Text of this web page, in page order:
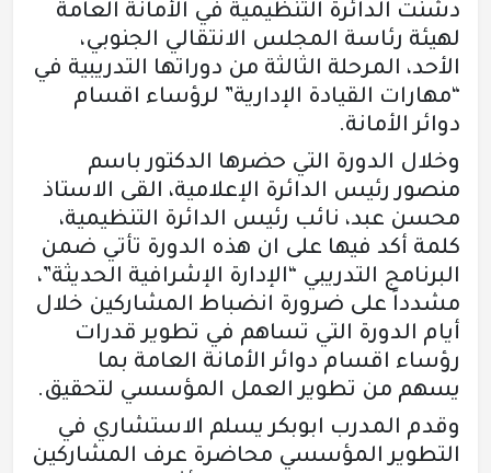
دشنت الدائرة التنظيمية في الأمانة العامة
لهيئة رئاسة المجلس الانتقالي الجنوبي،
الأحد، المرحلة الثالثة من دوراتها التدريبية في
“مهارات القيادة الإدارية” لرؤساء اقسام
دوائر الأمانة.
وخلال الدورة التي حضرها الدكتور باسم
منصور رئيس الدائرة الإعلامية، القى الاستاذ
محسن عبد، نائب رئيس الدائرة التنظيمية،
كلمة أكد فيها على ان هذه الدورة تأتي ضمن
البرنامج التدريبي “الإدارة الإشرافية الحديثة”،
مشدداً على ضرورة انضباط المشاركين خلال
أيام الدورة التي تساهم في تطوير قدرات
رؤساء اقسام دوائر الأمانة العامة بما
يسهم من تطوير العمل المؤسسي لتحقيق.
وقدم المدرب ابوبكر يسلم الاستشاري في
التطوير المؤسسي محاضرة عرف المشاركين